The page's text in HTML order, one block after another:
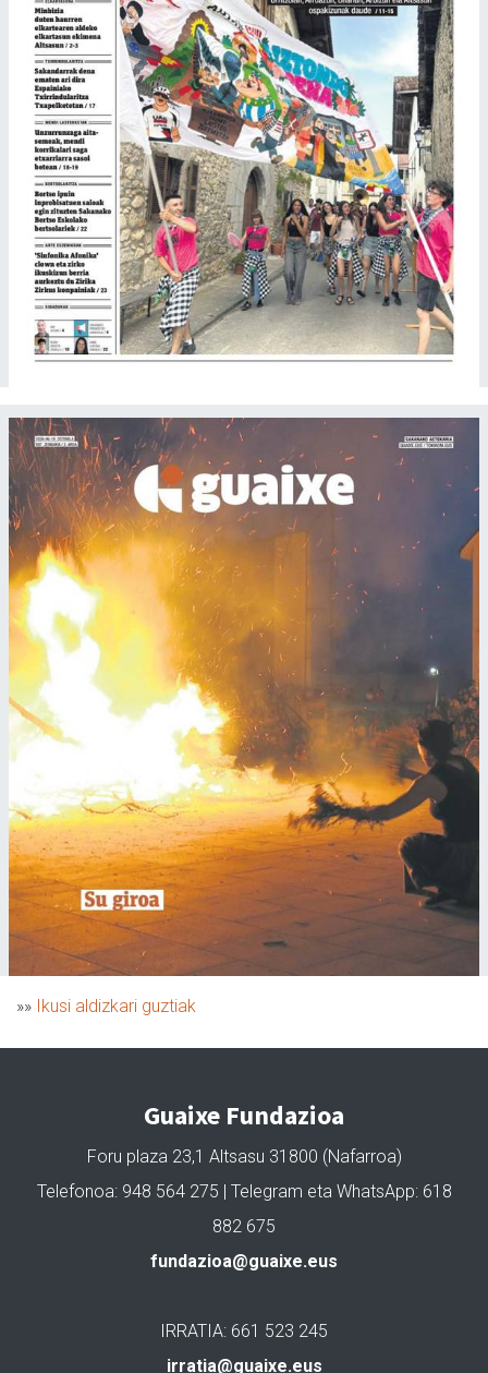
»» Ikusi aldizkari guztiak
Guaixe Fundazioa
Foru plaza 23,1 Altsasu 31800 (Nafarroa)
Telefonoa: 948 564 275 | Telegram eta WhatsApp: 618
882 675
fundazioa@guaixe.eus
IRRATIA: 661 523 245
irratia@guaixe.eus